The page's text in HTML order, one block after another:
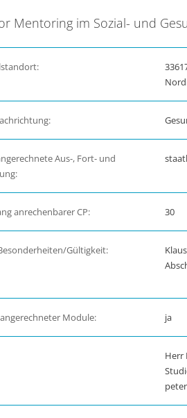
Mentoring im Sozial- und
Aus-, Fort- und
anrechenbarer CP: 30
Gültigkeit:
Module: ja
Herr